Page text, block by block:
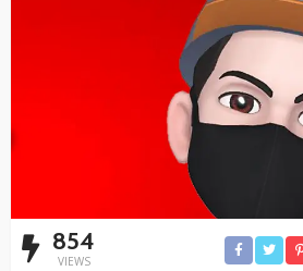
854
VIEWS